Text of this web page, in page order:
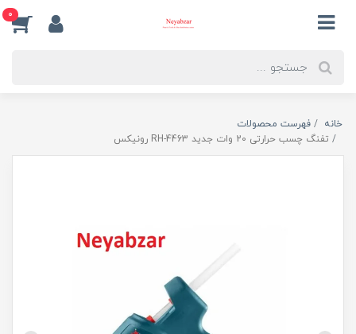
0
خانه
فهرست محصولات
تفنگ چسب حرارتی 20 وات جدید RH-4463 رونیکس